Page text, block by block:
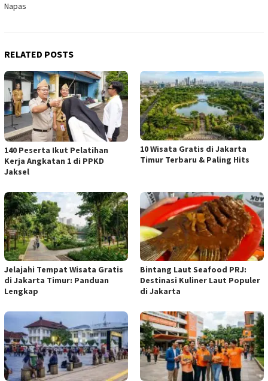
Napas
RELATED POSTS
140 Peserta Ikut Pelatihan
Kerja Angkatan 1 di PPKD
Jaksel
10 Wisata Gratis di Jakarta
Timur Terbaru & Paling Hits
Jelajahi Tempat Wisata Gratis
di Jakarta Timur: Panduan
Lengkap
Bintang Laut Seafood PRJ:
Destinasi Kuliner Laut Populer
di Jakarta